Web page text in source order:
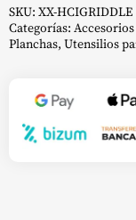
Kamado
Joe
cantidad
SKU: XX-HCIGRIDDLE
Categorías:
Planchas, Utensilios